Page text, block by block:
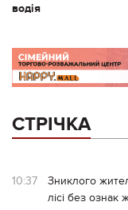
водія
СТРІЧКА
10:37
Зниклого
лісі без ознак